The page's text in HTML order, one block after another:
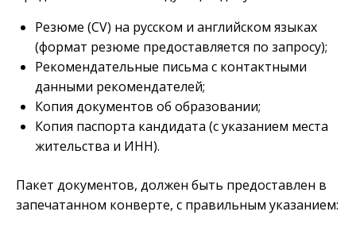
Резюме (CV) на русском и английском языках
(формат резюме предоставляется по запросу);
Рекомендательные письма с контактными
данными рекомендателей;
Копия документов об образовании;
Копия паспорта кандидата (с указанием места
жительства и ИНН).
Пакет документов, должен быть предоставлен в
запечатанном конверте, с правильным указанием: